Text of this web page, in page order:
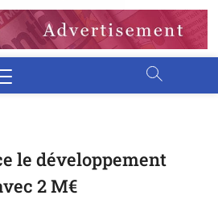
le développement
2 M€